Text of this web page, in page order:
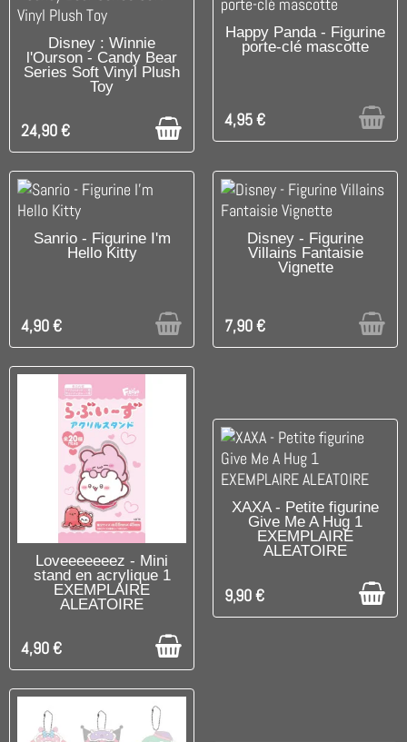
DISPONIBLE
Disney : Winnie
l'Ourson - Candy Bear
Series Soft Vinyl Plush
Toy
24,90 €
UNIQUEMENT EN BOUTIQUE
Happy Panda - Figurine
porte-clé mascotte
4,95 €
UNIQUEMENT EN BOUTIQUE
Sanrio - Figurine I'm
Hello Kitty
4,90 €
UNIQUEMENT EN BOUTIQUE
Disney - Figurine
Villains Fantaisie
Vignette
7,90 €
DISPONIBLE
Loveeeeeeez - Mini
stand en acrylique 1
EXEMPLAIRE
ALEATOIRE
4,90 €
DISPONIBLE
XAXA - Petite figurine
Give Me A Hug 1
EXEMPLAIRE
ALEATOIRE
9,90 €